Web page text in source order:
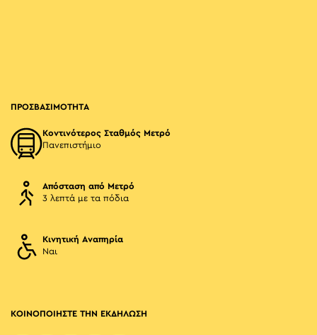
ΠΡΟΣΒΑΣΙΜΟΤΗΤΑ
Κοντινότερος Σταθμός Μετρό
Πανεπιστήμιο
Απόσταση από Μετρό
3 λεπτά με τα πόδια
Κινητική Αναπηρία
Ναι
ΚΟΙΝΟΠΟΙΗΣΤΕ ΤΗΝ ΕΚΔΗΛΩΣΗ